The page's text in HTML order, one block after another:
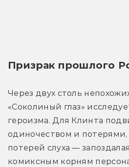
Призрак прошлого
Через двух столь
«Соколиный глаз»
героизма. Для Клинта
одиночеством и потерями,
потерей слуха —
комиксным корням